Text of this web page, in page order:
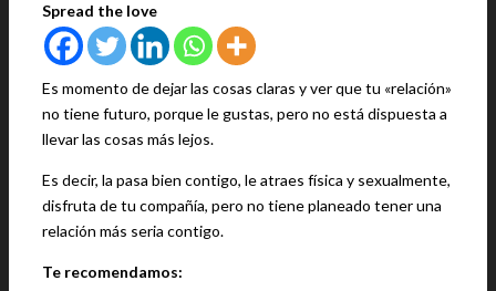
Spread the love
Es momento de dejar las cosas claras y ver que tu «relación»
no tiene futuro, porque le gustas, pero no está dispuesta a
llevar las cosas más lejos.
Es decir, la pasa bien contigo, le atraes física y sexualmente,
disfruta de tu compañía, pero no tiene planeado tener una
relación más seria contigo.
Te recomendamos: